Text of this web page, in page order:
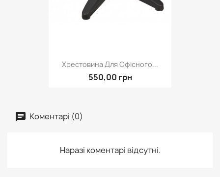
Хрестовина Для Офісного...
550,00 грн
Коментарі (0)
Наразі коментарі відсутні.